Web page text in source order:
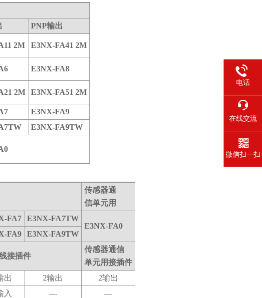
PNP输出
2M E3NX-FA41 2M
E3NX-FA8
2M E3NX-FA51 2M
E3NX-FA9
E3NX-FA9TW
传感器通
信单元用
FA7
E3NX-FA7TW
E3NX-FA0
FA9 E3NX-FA9TW
接插件
传感器通信
单元用接插件
出 2输出
2输出
入 ―
―
电话
在线交流
微信扫一扫